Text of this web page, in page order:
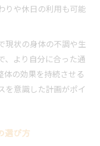
りや休日の利用も可能
現状の身体の不調や生
、より自分に合った通
体の効果を持続させる
を意識した計画がポイ
選び方